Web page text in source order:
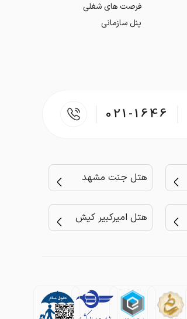
فرصت های شغلی
پنل سازمانی
021-1646
هتل جنت مشهد
هتل امیرکبیر کیش